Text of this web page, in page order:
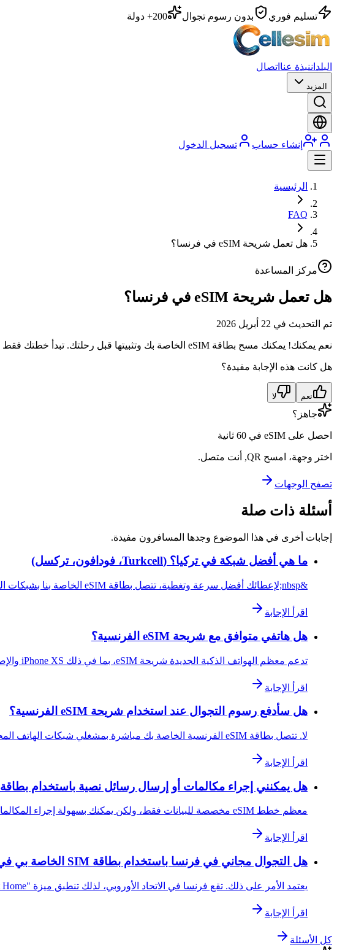
تسليم فوري بدون رسوم تجوال 200+ دولة
البلداننبذة عنا اتصال
المزيد
إنشاء حساب تسجيل الدخول
الرئيسية
FAQ
هل تعمل شريحة eSIM في فرنسا؟
مركز المساعدة
هل تعمل شريحة eSIM في فرنسا؟
تم التحديث في 22 أبريل 2026
نعم يمكنك! يمكنك مسح بطاقة eSIM الخاصة بك وتثبيتها قبل رحلتك. تبدأ خطتك فقط عند الاتصال بشبكة فرنسية، مما يعني أنه سيكون لديك إنترنت فوري عند الهبوط.
هل كانت هذه الإجابة مفيدة؟
نعم لا
جاهز؟
احصل على eSIM في 60 ثانية
اختر وجهة، امسح QR, أنت متصل.
تصفح الوجهات
أسئلة ذات صلة
إجابات أخرى في هذا الموضوع وجدها المسافرون مفيدة.
ما هي أفضل شبكة في تركيا؟ (Turkcell، فودافون، تركسل)
&nbsp;لإعطائك أفضل سرعة وتغطية، تتصل بطاقة eSIM الخاصة بنا بشبكات المستوى الأول المتميزة في تركيا، عادةً Türk Telekom . &nbsp;
اقرأ الإجابة
هل هاتفي متوافق مع شريحة eSIM الفرنسية؟
تدعم معظم الهواتف الذكية الجديدة شريحة eSIM، بما في ذلك iPhone XS والإصدارات الأحدث وSamsung Galaxy S20+ وGoogle Pixel 4+. تأكد من إلغاء قفل…
اقرأ الإجابة
هل سأدفع رسوم التجوال عند استخدام شريحة eSIM الفرنسية؟
لا. تتصل بطاقة eSIM الفرنسية الخاصة بك مباشرة بمشغلي شبكات الهاتف المحمول الفرنسيين، لذلك لا توجد رسوم تجوال. ستستمتع ببيانات 4G/LTE المحلية…
اقرأ الإجابة
هل يمكنني إجراء مكالمات أو إرسال رسائل نصية باستخدام بطاقة eSIM الفرنسية؟
معظم خطط eSIM مخصصة للبيانات فقط، ولكن يمكنك بسهولة إجراء المكالمات وإرسال الرسائل باستخدام WhatsApp أو FaceTime أو Skype أو Telegram. إذا ك…
اقرأ الإجابة
هل التجوال مجاني في فرنسا باستخدام بطاقة SIM الخاصة بي في المملكة المتحدة أو الولايات المتحدة؟
يعتمد الأمر على ذلك. تقع فرنسا في الاتحاد الأوروبي، لذلك تنطبق ميزة "Roam Like at Home" فقط على مواطني الاتحاد الأوروبي. إذا كنت من المملكة …
اقرأ الإجابة
كل الأسئلة